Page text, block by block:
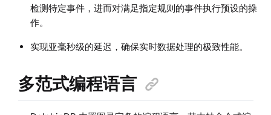
检测特定事件，进而对满足指定规则的事件执行预设的操
作。
实现亚毫秒级的延迟，确保实时数据处理的极致性能。
多范式编程语言